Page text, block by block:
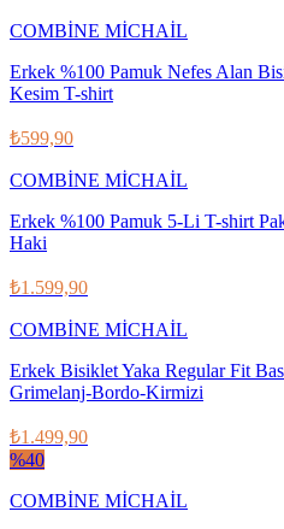
COMBİNE MİCHAİL
Erkek %100 Pamuk Nefes Alan
Kesim T-shirt
₺599,90
COMBİNE MİCHAİL
Erkek %100 Pamuk 5-Li T-shirt
Haki
₺1.599,90
COMBİNE MİCHAİL
Erkek Bisiklet Yaka Regular Fit
Grimelanj-Bordo-Kirmizi
₺1.499,90
%40
COMBİNE MİCHAİL